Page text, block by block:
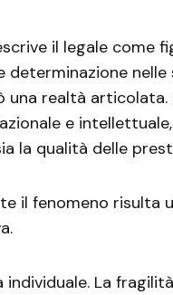
il legale come
determinazione
una realtà
e
la qualità delle
il fenomeno
La